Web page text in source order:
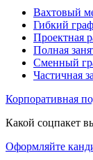
Вахтовый
Гибкий
Проектная
Полная
Сменный
Частичная
Корпоративная
Какой соцпакет
Оформляйте